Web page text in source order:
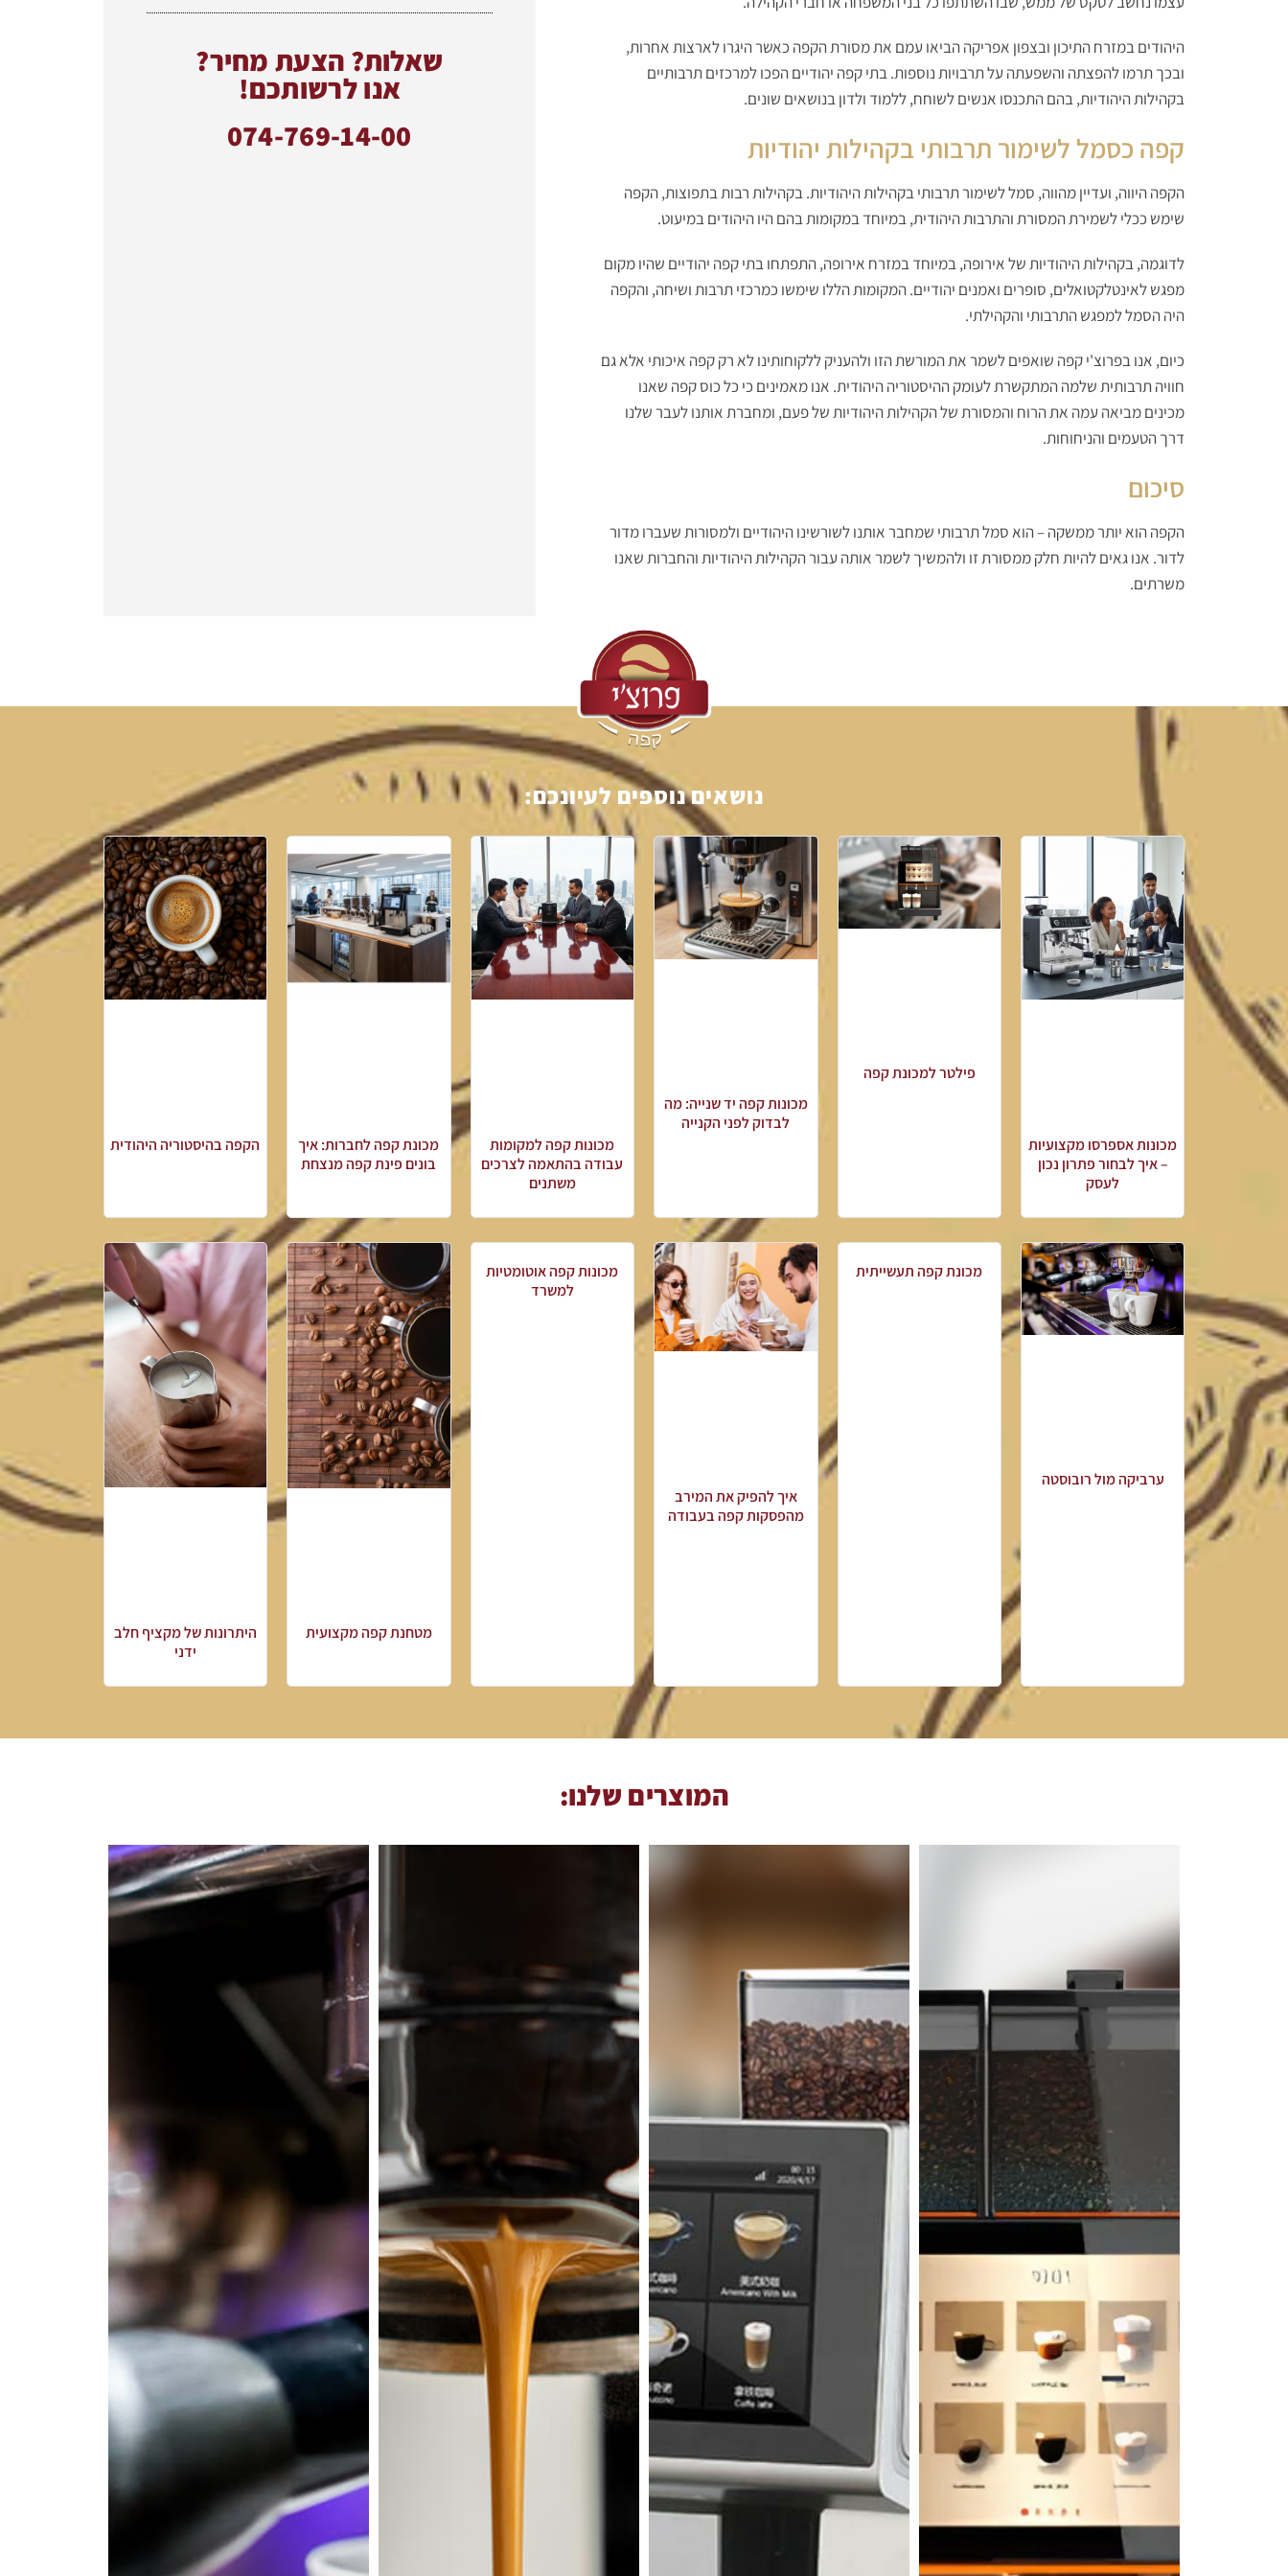
היהודים במזרח התיכון ובצפון אפריקה הביאו עמם את מסורת הקפה כאשר היגרו לארצות אחרות,
ובכך תרמו להפצתה והשפעתה על תרבויות נוספות. בתי קפה יהודיים הפכו למרכזים תרבותיים
בקהילות היהודיות, בהם התכנסו אנשים לשוחח, ללמוד ולדון בנושאים שונים.
קפה כסמל לשימור תרבותי בקהילות יהודיות
הקפה היווה, ועדיין מהווה, סמל לשימור תרבותי בקהילות היהודיות. בקהילות רבות בתפוצות, הקפה
שימש ככלי לשמירת המסורת והתרבות היהודית, במיוחד במקומות בהם היו היהודים במיעוט.
לדוגמה, בקהילות היהודיות של אירופה, במיוחד במזרח אירופה, התפתחו בתי קפה יהודיים שהיו מקום
מפגש לאינטלקטואלים, סופרים ואמנים יהודיים. המקומות הללו שימשו כמרכזי תרבות ושיחה, והקפה
היה הסמל למפגש התרבותי והקהילתי.
כיום, אנו בפרוצ'י קפה שואפים לשמר את המורשת הזו ולהעניק ללקוחותינו לא רק קפה איכותי אלא גם
חוויה תרבותית שלמה המתקשרת לעומק ההיסטוריה היהודית. אנו מאמינים כי כל כוס קפה שאנו
מכינים מביאה עמה את הרוח והמסורת של הקהילות היהודיות של פעם, ומחברת אותנו לעבר שלנו
דרך הטעמים והניחוחות.
סיכום
הקפה הוא יותר ממשקה – הוא סמל תרבותי שמחבר אותנו לשורשינו היהודיים ולמסורות שעברו מדור
לדור. אנו גאים להיות חלק ממסורת זו ולהמשיך לשמר אותה עבור הקהילות היהודיות והחברות שאנו
משרתים.
שאלות? הצעת מחיר?
אנו לרשותכם!
074-769-14-00
נושאים נוספים לעיונכם:
מכונות אספרסו מקצועיות
– איך לבחור פתרון נכון
לעסק
פילטר למכונת קפה
מכונות קפה יד שנייה: מה
לבדוק לפני הקנייה
מכונות קפה למקומות
עבודה בהתאמה לצרכים
משתנים
מכונת קפה לחברות: איך
בונים פינת קפה מנצחת
הקפה בהיסטוריה היהודית
ערביקה מול רובוסטה
מכונת קפה תעשייתית
איך להפיק את המירב
מהפסקות קפה בעבודה
מכונות קפה אוטומטיות
למשרד
מטחנת קפה מקצועית
היתרונות של מקציף חלב
ידני
המוצרים שלנו: